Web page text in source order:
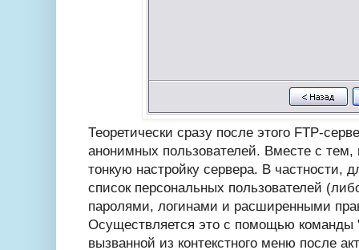
Теоретически сразу после этого FTP-
анонимных пользователей. Вместе с
тонкую настройку сервера. В частности,
список персональных пользователей
паролями, логинами и расширенными
Осуществляется это с помощью команды
вызванной из контекстного меню после